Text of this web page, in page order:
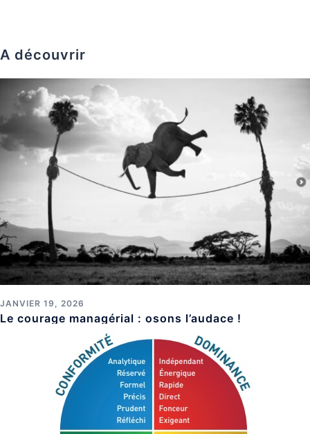
A découvrir
JANVIER 19, 2026
Le courage managérial : osons l’audace !